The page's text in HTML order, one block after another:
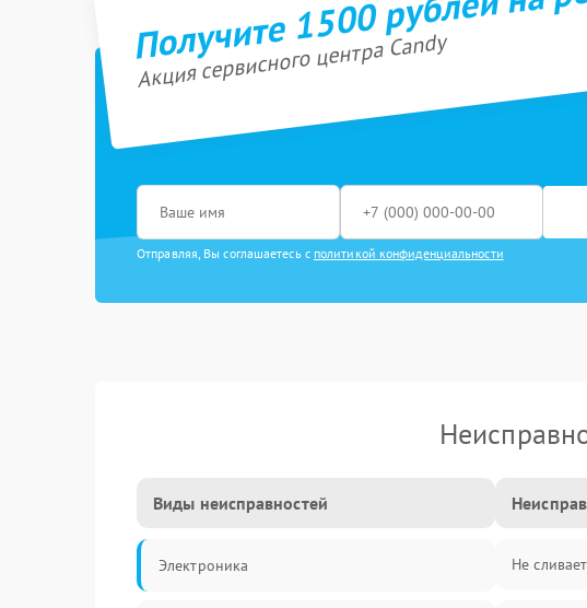
Акция сервисного центра Candy
Отправляя, Вы соглашаетесь с политикой конфиденциальности
Виды неисправностей
Электроника Не